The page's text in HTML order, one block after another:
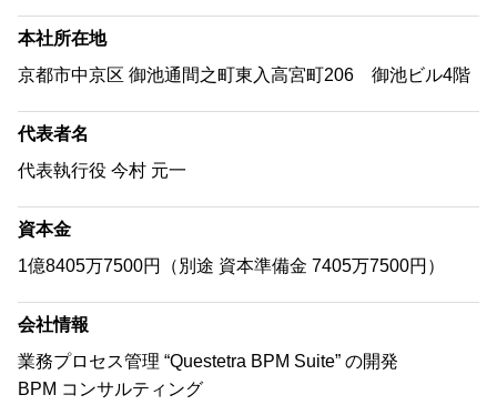
本社所在地
京都市中京区 御池通間之町東入高宮町206 御池ビル4階
代表者名
代表執行役 今村 元一
資本金
1億8405万7500円（別途 資本準備金 7405万7500円）
会社情報
業務プロセス管理 “Questetra BPM Suite” の開発
BPM コンサルティング